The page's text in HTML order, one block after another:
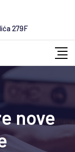
279F
nove